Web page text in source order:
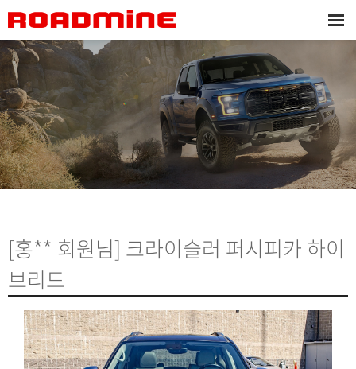
[홍** 회원님] 크라이슬러 퍼시피카 하이
브리드